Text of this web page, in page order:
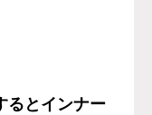
るとインナー